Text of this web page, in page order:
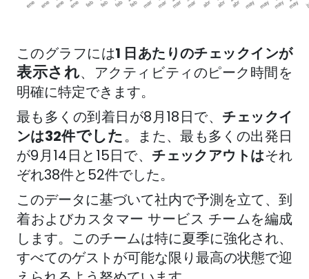
このグラフには1 日あたりのチェックインが
表示され、アクティビティのピーク時間を
明確に特定できます。
最も多くの到着日が8月18日で、 チェックイ
ンは32件でした。また、最も多くの出発日
が9月14日と15日で、 チェックアウトはそれ
ぞれ38件と52件でした。
このデータに基づいて社内で予測を立て、到
着およびカスタマー サービス チームを編成
します。このチームは特に夏季に強化され、
すべてのゲストが可能な限り最高の状態で迎